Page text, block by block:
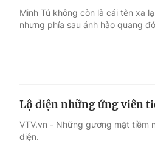
Minh Tú không còn là cái tên xa
nhưng phía sau ánh hào quang
Lộ diện những ứng viên
VTV.vn - Những gương mặt tiềm
diện.